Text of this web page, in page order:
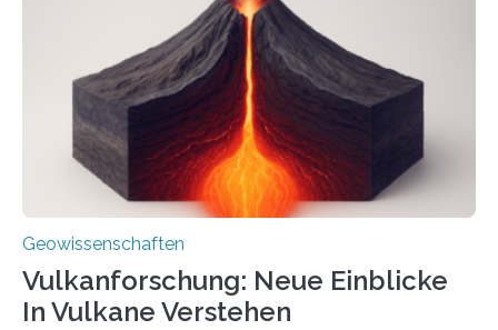
diese Partikel es den Organismen ermöglicht haben
könnten, winzige Schwankungen sowohl in der
Richtung als auch in der Intensität des Erdmagnetfelds
wahrzunehmen. Dadurch konnten sie sich verorten und
über den Ozean navigieren. Vor einigen Jahren…
Geowissenschaften
Vulkanforschung: Neue Einblicke
In Vulkane Verstehen